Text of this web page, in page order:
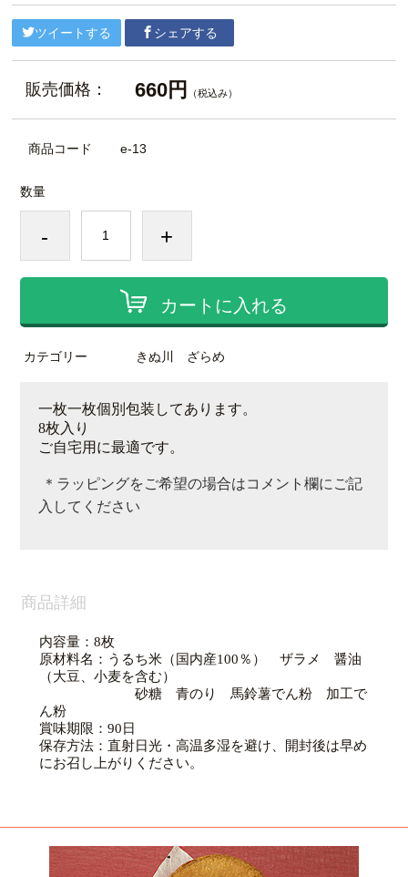
ツイートする シェアする
販売価格： 660円 （税込み）
商品コード e-13
数量
- +
カートに入れる
カテゴリー きぬ川 ざらめ
一枚一枚個別包装してあります。
8枚入り
ご自宅用に最適です。
＊ラッピングをご希望の場合はコメント欄にご記
入してください
商品詳細
内容量：8枚
原材料名：うるち米（国内産100 ％） ザラメ 醤油
（大豆、小麦を含む）
砂糖 青のり 馬鈴薯でん粉 加工で
ん粉
賞味期限：90 日
保存方法：直射日光・高温多湿を避け、開封後は早め
にお召し上がりください。